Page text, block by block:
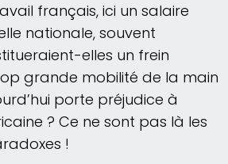
français, ici un salaire
nationale, souvent
elles un frein
grande mobilité de la main
porte préjudice à
? Ce ne sont pas là les
!